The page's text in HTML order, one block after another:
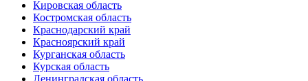
Кировская область
Костромская область
Краснодарский край
Красноярский край
Курганская область
Курская область
Ленинградская область